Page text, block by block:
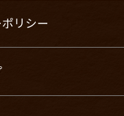
リシー